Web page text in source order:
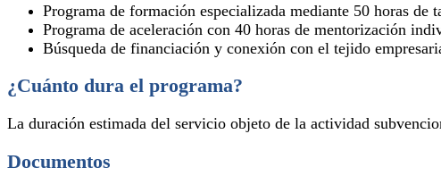
Programa de formación especializada mediante 50 horas de
Programa de aceleración con 40 horas de mentorización
Búsqueda de financiación y conexión con el tejido
¿Cuánto dura el programa?
La duración estimada del servicio objeto de la actividad
Documentos